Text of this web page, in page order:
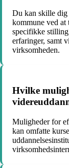
Du kan skille
kommune ved
specifikke
erfaringer, samt
virksomheden.
Hvilke
Muligheder for
kan omfatte